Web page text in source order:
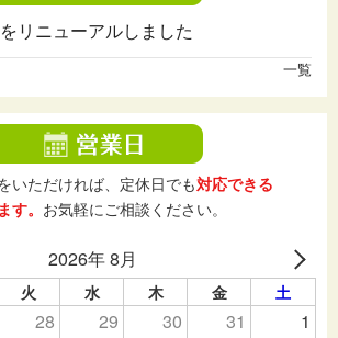
リニューアルしました
一覧
いただければ、定休日でも対応できる
す。 お気軽にご相談ください。
2026年 8月
火 水 木 金 土
28 29 30 31 1